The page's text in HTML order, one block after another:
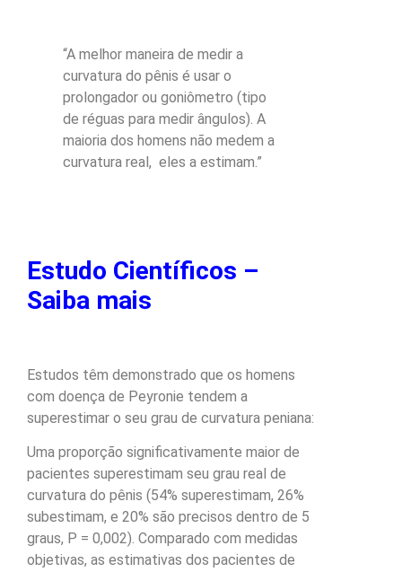
“A melhor maneira de medir a
curvatura do pênis é usar o
prolongador ou goniômetro (tipo
de réguas para medir ângulos). A
maioria dos homens não medem a
curvatura real, eles a estimam.”
Estudo Científicos –
Saiba mais
Estudos têm demonstrado que os homens
com doença de Peyronie tendem a
superestimar o seu grau de curvatura peniana:
Uma proporção significativamente maior de
pacientes superestimam seu grau real de
curvatura do pênis (54% superestimam, 26%
subestimam, e 20% são precisos dentro de 5
graus, P = 0,002). Comparado com medidas
objetivas, as estimativas dos pacientes de